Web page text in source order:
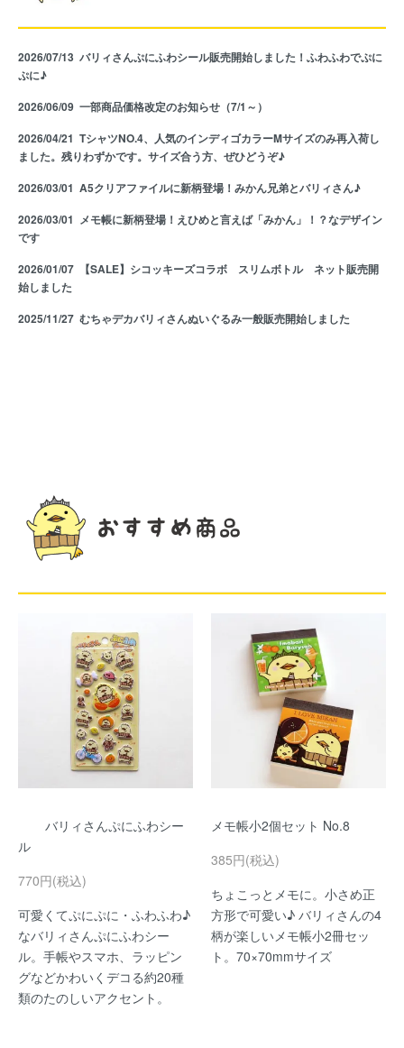
2026/07/13 バリィさんぷにふわシール販売開始しました！ふわふわでぷに
ぷに♪
2026/06/09 一部商品価格改定のお知らせ（7/1～）
2026/04/21 TシャツNO.4、人気のインディゴカラーMサイズのみ再入荷し
ました。残りわずかです。サイズ合う方、ぜひどうぞ♪
2026/03/01 A5クリアファイルに新柄登場！みかん兄弟とバリィさん♪
2026/03/01
メモ帳に新柄登場！えひめと言えば「みかん」！？なデザイン
です
2026/01/07
【SALE】シコッキーズコラボ スリムボトル ネット販売開
始しました
2025/11/27 むちゃデカバリィさんぬいぐるみ一般販売開始しました
バリィさんぷにふわシー
ル
770円(税込)
可愛くてぷにぷに・ふわふわ♪
なバリィさんぷにふわシー
ル。手帳やスマホ、ラッピン
グなどかわいくデコる約20種
類のたのしいアクセント。
メモ帳小2個セット No.8
385円(税込)
ちょこっとメモに。小さめ正
方形で可愛い♪ バリィさんの4
柄が楽しいメモ帳小2冊セッ
ト。70×70mmサイズ